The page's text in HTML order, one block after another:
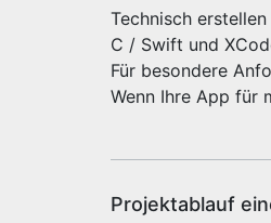
Technisch
C / Swift und
Für besondere
Wenn Ihre App für
Projektablauf